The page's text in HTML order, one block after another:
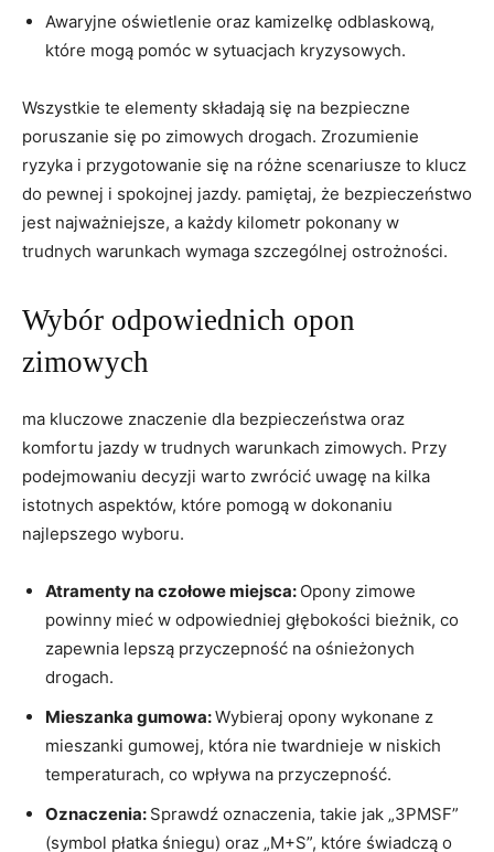
Awaryjne⁤ oświetlenie oraz kamizelkę odblaskową,
które mogą pomóc ​w sytuacjach​ kryzysowych.
Wszystkie te elementy‌ składają się na bezpieczne
poruszanie się po zimowych drogach. ⁢Zrozumienie⁢
ryzyka ⁤i przygotowanie się na różne scenariusze to klucz
do pewnej i spokojnej ⁢jazdy. pamiętaj, że bezpieczeństwo
jest⁣ najważniejsze, a każdy kilometr pokonany w
trudnych warunkach wymaga szczególnej ostrożności.
Wybór odpowiednich‍ opon
zimowych
ma kluczowe znaczenie dla bezpieczeństwa oraz
‍komfortu jazdy w ⁢trudnych warunkach zimowych. Przy
podejmowaniu decyzji warto zwrócić uwagę na kilka
istotnych aspektów, które ⁣pomogą⁢ w dokonaniu
najlepszego wyboru.
Atramenty na czołowe miejsca: Opony zimowe
powinny mieć w odpowiedniej głębokości bieżnik, co
zapewnia lepszą przyczepność na ośnieżonych
drogach.
Mieszanka gumowa:Wybieraj opony ⁤wykonane z
mieszanki gumowej, która​ nie twardnieje w niskich
temperaturach, co wpływa na ‍przyczepność.
Oznaczenia: Sprawdź oznaczenia, takie jak „3PMSF”
(symbol płatka śniegu) oraz​ „M+S”, które świadczą‌ o